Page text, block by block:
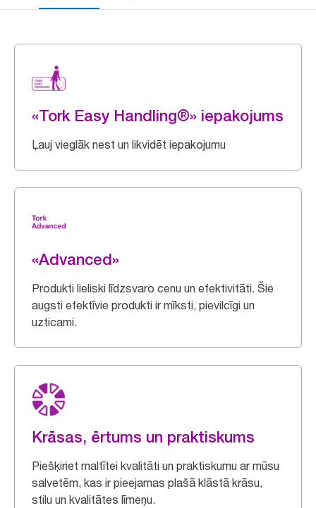
«Tork Easy Handling®» iepakojums
Ļauj vieglāk nest un likvidēt iepakojumu
«Advanced»
Produkti lieliski līdzsvaro cenu un efektivitāti. Šie
augsti efektīvie produkti ir mīksti, pievilcīgi un
uzticami.
Krāsas, ērtums un praktiskums
Piešķiriet maltītei kvalitāti un praktiskumu ar mūsu
salvetēm, kas ir pieejamas plašā klāstā krāsu,
stilu un kvalitātes līmeņu.